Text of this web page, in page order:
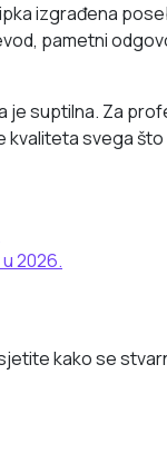
izgrađena
pametni
je suptilna. Za
kvaliteta svega
2026.
kako se